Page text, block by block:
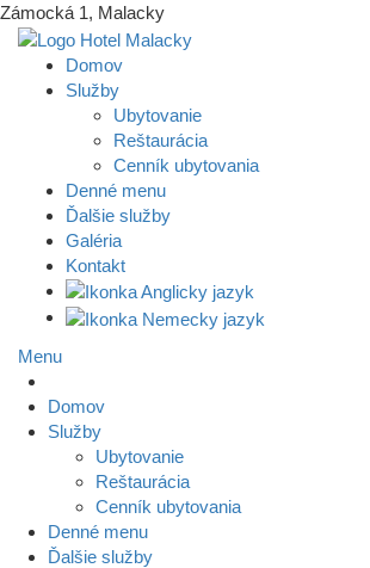
Zámocká 1, Malacky
Domov
Služby
Ubytovanie
Reštaurácia
Cenník ubytovania
Denné menu
Ďalšie služby
Galéria
Kontakt
Menu
Domov
Služby
Ubytovanie
Reštaurácia
Cenník ubytovania
Denné menu
Ďalšie služby